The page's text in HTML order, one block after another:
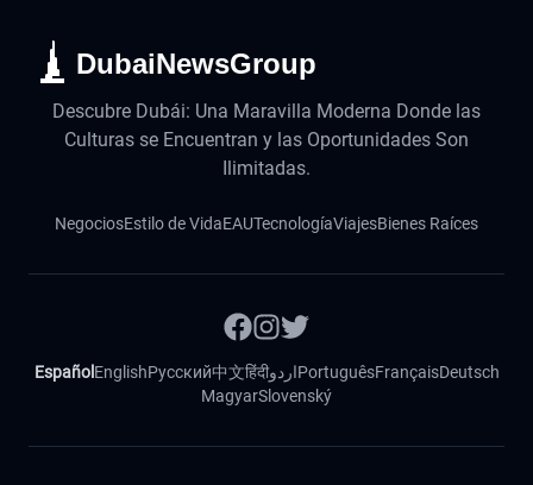
DubaiNewsGroup
Descubre Dubái: Una Maravilla Moderna Donde las
Culturas se Encuentran y las Oportunidades Son
Ilimitadas.
NegociosEstilo de VidaEAUTecnologíaViajesBienes Raíces
Español EnglishРусский中文हिंदीاردوPortuguêsFrançaisDeutsch
MagyarSlovenský